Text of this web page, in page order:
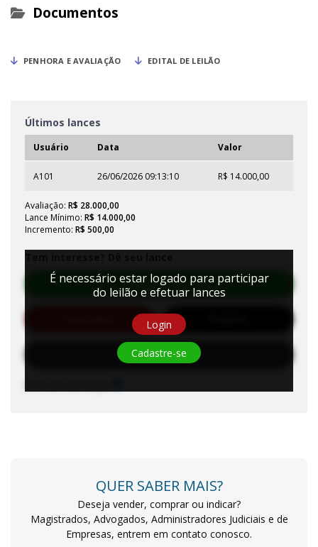
Documentos
PENHORA E AVALIAÇÃO EDITAL DE LEILÃO
Últimos lances
Usuário Data Valor
A101 26/06/2026 09:13:10 R$ 14.000,00
Avaliação: R$ 28.000,00
Lance Mínimo: R$ 14.000,00
Incremento: R$ 500,00
Efetuar Lance
Solicitar Habilitação
É necessário estar logado para participar
do leilão e efetuar lances
Login
Cadastre-se
QUER SABER MAIS?
Deseja vender, comprar ou indicar?
Magistrados, Advogados, Administradores Judiciais e de
Empresas, entrem em contato conosco.